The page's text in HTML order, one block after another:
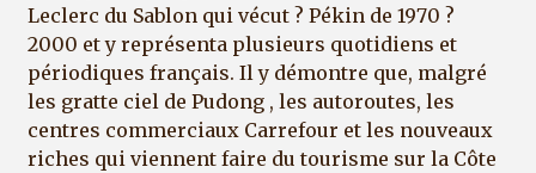
Leclerc du Sablon qui vécut ? Pékin de 1970 ?
2000 et y représenta plusieurs quotidiens et
périodiques français. Il y démontre que, malgré
les gratte ciel de Pudong , les autoroutes, les
centres commerciaux Carrefour et les nouveaux
riches qui viennent faire du tourisme sur la Côte